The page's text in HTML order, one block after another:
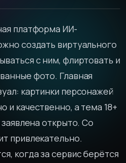
выбором
платформа ИИ-
создать виртуального
с ним, флиртовать и
фото. Главная
картинки персонажей
и качественно, а тема 18+
открыто. Со
привлекательно.
когда за сервис берётся